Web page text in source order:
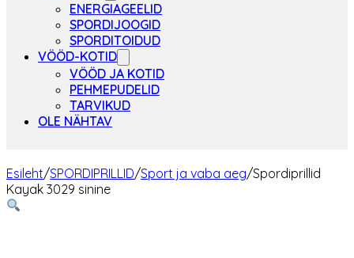
ENERGIAGEELID
SPORDIJOOGID
SPORDITOIDUD
VÖÖD-KOTID
VÖÖD JA KOTID
PEHMEPUDELID
TARVIKUD
OLE NÄHTAV
Esileht/SPORDIPRILLID/Sport ja vaba aeg/Spordiprillid
Kayak 3029 sinine